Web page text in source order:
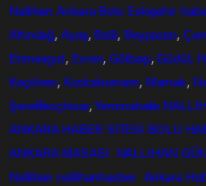
Nallıhan Ankara Bolu Eskişehir
Altındağ,Ayaş, Balâ, Beypazarı,
Etimesgut, Evren,Gölbaşı,Güdül,
Keçiören, Kızılcahamam, Mamak,
Şereflikoçhisar,Yenimahalle
ANKARA HABER SİTESİ BOLU
ANKARA MASASI NALLIHAN
Nallihan nallihanhasber Ankara